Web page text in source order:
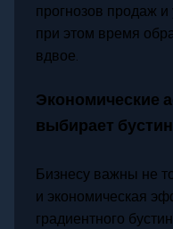
прогнозов продаж и
при этом время
вдвое.
Экономические
выбирает
Бизнесу важны не
и экономическая
градиентного